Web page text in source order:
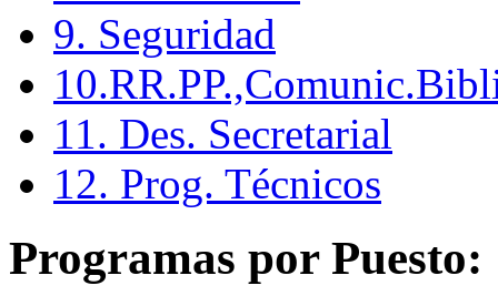
9. Seguridad
11. Des. Secretarial
12. Prog. Técnicos
Programas por Puesto: